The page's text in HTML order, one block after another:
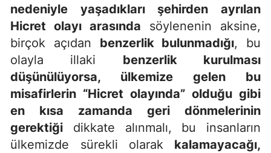
nedeniyle yaşadıkları şehirden ayrılan
Hicret olayı arasında söylenenin aksine,
birçok açıdan benzerlik bulunmadığı, bu
olayla illaki benzerlik kurulması
düşünülüyorsa, ülkemize gelen bu
misafirlerin “Hicret olayında” olduğu gibi
en kısa zamanda geri dönmelerinin
gerektiği dikkate alınmalı, bu insanların
ülkemizde sürekli olarak kalamayacağı,